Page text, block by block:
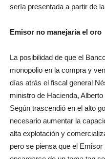
sería presentada a partir de
Emisor no manejaría el oro
La posibilidad de que el
monopolio en la compra y
días atrás el fiscal general
ministro de Hacienda,
Según trascendió en el alto
necesario aumentar la
alta explotación y
pero se piensa que el